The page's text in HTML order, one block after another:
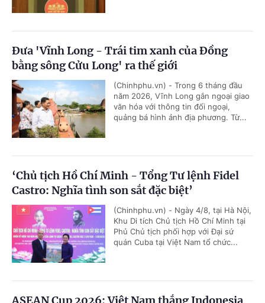
Đưa 'Vĩnh Long - Trái tim xanh của Đồng
bằng sông Cửu Long' ra thế giới
(Chinhphu.vn) - Trong 6 tháng đầu
năm 2026, Vĩnh Long gắn ngoại giao
văn hóa với thông tin đối ngoại,
quảng bá hình ảnh địa phương. Từ...
‘Chủ tịch Hồ Chí Minh - Tổng Tư lệnh Fidel
Castro: Nghĩa tình son sắt đặc biệt’
(Chinhphu.vn) - Ngày 4/8, tại Hà Nội,
Khu Di tích Chủ tịch Hồ Chí Minh tại
Phủ Chủ tịch phối hợp với Đại sứ
quán Cuba tại Việt Nam tổ chức...
ASEAN Cup 2026: Việt Nam thắng Indonesia